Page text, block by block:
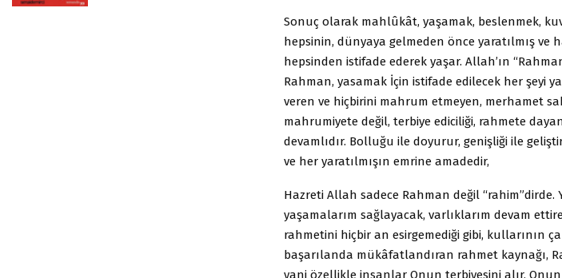
Sonuç olarak mahlûkât, yaşamak, beslenmek,
hepsinin, dünyaya gelmeden önce yaratılmış
hepsinden istifade ederek yaşar. Allah’ın
Rahman, yasamak İçin istifade edilecek her şeyi
veren ve hiçbirini mahrum etmeyen, merhamet
mahrumiyete değil, terbiye ediciliği, rahmete
devamlıdır. Bolluğu ile doyurur, genişliği ile
ve her yaratılmışın emrine amadedir,
Hazreti Allah sadece Rahman değil “rahim”dirde.
yaşamalarım sağlayacak, varlıklarım devam
rahmetini hiçbir an esirgemediği gibi, kullarının
başarılanda mükâfatlandıran rahmet kaynağı,
yani özellikle insanlar Onun terbiyesini alır,